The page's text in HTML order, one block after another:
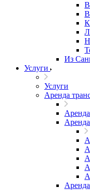
В
Из
Услуги
Услуги
Аренда